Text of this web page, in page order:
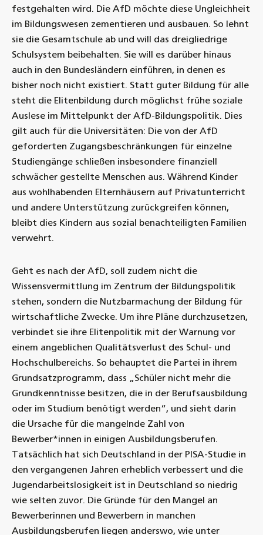
festgehalten wird. Die AfD möchte diese Ungleichheit
im Bildungswesen zementieren und ausbauen. So lehnt
sie die Gesamtschule ab und will das dreigliedrige
Schulsystem beibehalten. Sie will es darüber hinaus
auch in den Bundesländern einführen, in denen es
bisher noch nicht existiert. Statt guter Bildung für alle
steht die Elitenbildung durch möglichst frühe soziale
Auslese im Mittelpunkt der AfD-Bildungspolitik. Dies
gilt auch für die Universitäten: Die von der AfD
geforderten Zugangsbeschränkungen für einzelne
Studiengänge schließen insbesondere finanziell
schwächer gestellte Menschen aus. Während Kinder
aus wohlhabenden Elternhäusern auf Privatunterricht
und andere Unterstützung zurückgreifen können,
bleibt dies Kindern aus sozial benachteiligten Familien
verwehrt.
Geht es nach der AfD, soll zudem nicht die
Wissensvermittlung im Zentrum der Bildungspolitik
stehen, sondern die Nutzbarmachung der Bildung für
wirtschaftliche Zwecke. Um ihre Pläne durchzusetzen,
verbindet sie ihre Elitenpolitik mit der Warnung vor
einem angeblichen Qualitätsverlust des Schul- und
Hochschulbereichs. So behauptet die Partei in ihrem
Grundsatzprogramm, dass „Schüler nicht mehr die
Grundkenntnisse besitzen, die in der Berufsausbildung
oder im Studium benötigt werden“, und sieht darin
die Ursache für die mangelnde Zahl von
Bewerber*innen in einigen Ausbildungsberufen.
Tatsächlich hat sich Deutschland in der PISA-Studie in
den vergangenen Jahren erheblich verbessert und die
Jugendarbeitslosigkeit ist in Deutschland so niedrig
wie selten zuvor. Die Gründe für den Mangel an
Bewerberinnen und Bewerbern in manchen
Ausbildungsberufen liegen anderswo, wie unter